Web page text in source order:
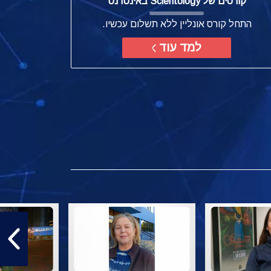
התחל קורס אונליין ללא תשלום עכשיו.
למד עוד